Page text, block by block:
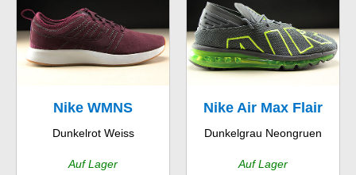
Nike WMNS
Dualtone Racer SE
Dunkelrot Weiss
Auf Lager
Nike Air Max Flair
Dunkelgrau Neongruen
Auf Lager